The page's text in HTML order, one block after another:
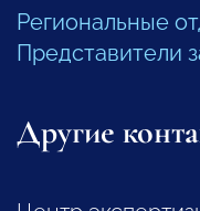
Региональные
Представители
Другие